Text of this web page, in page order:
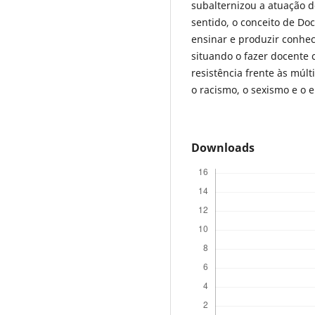
subalternizou a atuação
sentido, o conceito de
ensinar e produzir
situando o fazer docente
resistência frente às
o racismo, o sexismo e o
Downloads